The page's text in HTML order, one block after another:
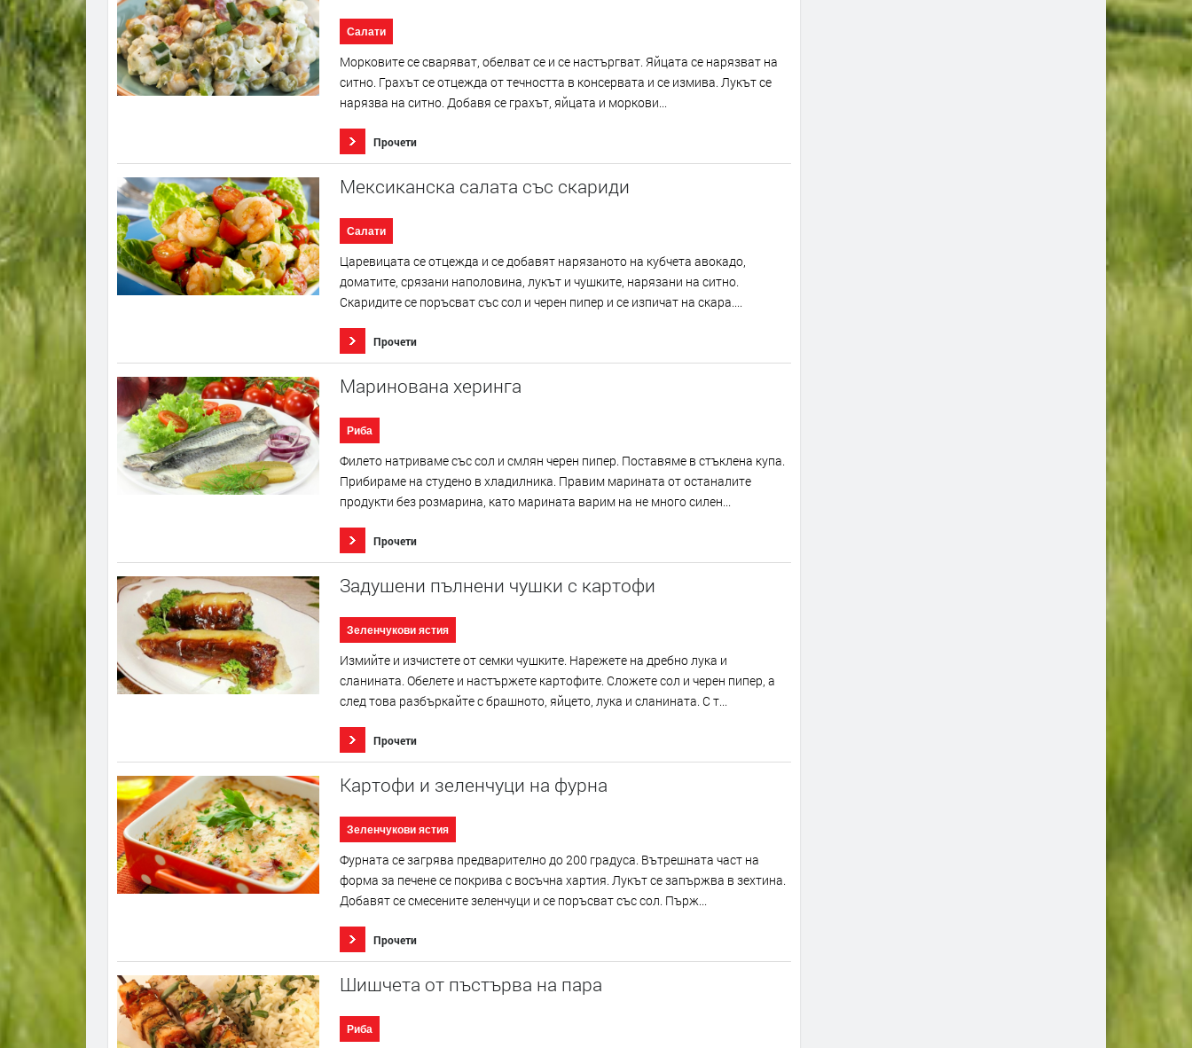
Салати
Морковите се сваряват, обелват се и се настъргват. Яйцата се нарязват на
ситно. Грахът се отцежда от течността в консервата и се измива. Лукът се
нарязва на ситно. Добавя се грахът, яйцата и моркови...
Прочети
Мексиканска салата със скариди
Салати
Царевицата се отцежда и се добавят нарязаното на кубчета авокадо,
доматите, срязани наполовина, лукът и чушките, нарязани на ситно.
Скаридите се поръсват със сол и черен пипер и се изпичат на скара....
Прочети
Маринована херинга
Риба
Филето натриваме със сол и смлян черен пипер. Поставяме в стъклена купа.
Прибираме на студено в хладилника. Правим марината от останалите
продукти без розмарина, като марината варим на не много силен...
Прочети
Задушени пълнени чушки с картофи
Зеленчукови ястия
Измийте и изчистете от семки чушките. Нарежете на дребно лука и
сланината. Обелете и настържете картофите. Сложете сол и черен пипер, а
след това разбъркайте с брашното, яйцето, лука и сланината. С т...
Прочети
Картофи и зеленчуци на фурна
Зеленчукови ястия
Фурната се загрява предварително до 200 градуса. Вътрешната част на
форма за печене се покрива с восъчна хартия. Лукът се запържва в зехтина.
Добавят се смесените зеленчуци и се поръсват със сол. Пърж...
Прочети
Шишчета от пъстърва на пара
Риба